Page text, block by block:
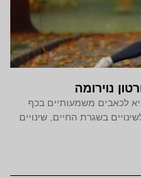
נוירומה
לכאבים משמעותיים בכף
בשגרת החיים, שינויים